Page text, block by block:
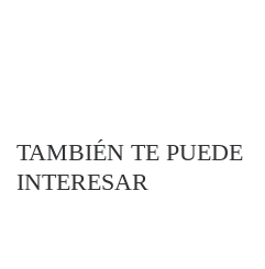
TAMBIÉN TE PUEDE
INTERESAR